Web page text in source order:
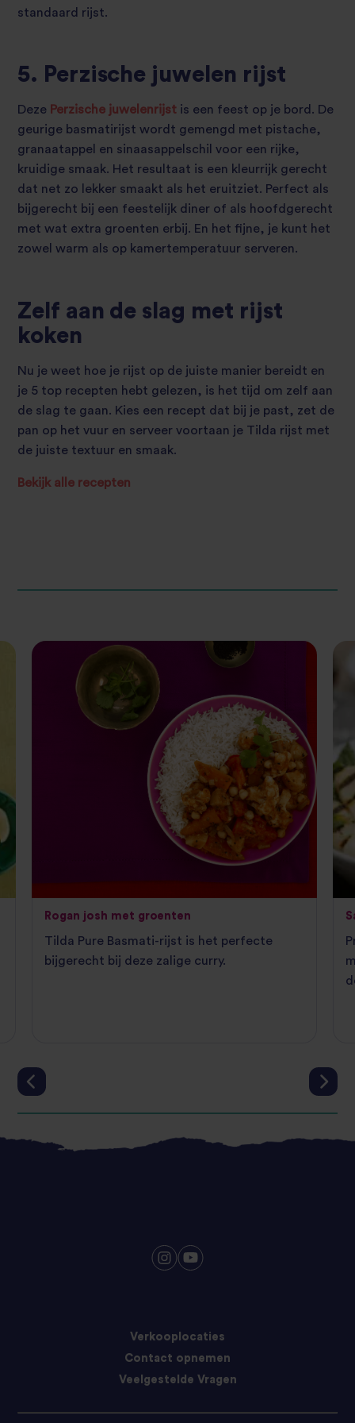
standaard rijst.
5. Perzische juwelen rijst
Deze Perzische juwelenrijst is een feest op je bord. De
geurige basmatirijst wordt gemengd met pistache,
granaatappel en sinaasappelschil voor een rijke,
kruidige smaak. Het resultaat is een kleurrijk gerecht
dat net zo lekker smaakt als het eruitziet. Perfect als
bijgerecht bij een feestelijk diner of als hoofdgerecht
met wat extra groenten erbij. En het fijne, je kunt het
zowel warm als op kamertemperatuur serveren.
Zelf aan de slag met rijst
koken
Nu je weet hoe je rijst op de juiste manier bereidt en
je 5 top recepten hebt gelezen, is het tijd om zelf aan
de slag te gaan. Kies een recept dat bij je past, zet de
pan op het vuur en serveer voortaan je Tilda rijst met
de juiste textuur en smaak.
Bekijk alle recepten
Rogan josh met groenten
Tilda Pure Basmati-rijst is het perfecte
bijgerecht bij deze zalige curry.
Verkooplocaties
Contact opnemen
Veelgestelde Vragen